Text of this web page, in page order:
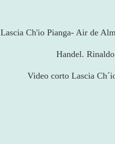
Lascia Ch'io Pianga- Air de
Handel. Rinaldo
Video corto Lascia